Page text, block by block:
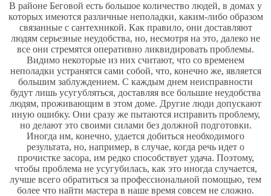
В районе Беговой есть большое количество людей, в домах у
которых имеются различные неполадки, каким-либо образом
связанные с сантехникой. Как правило, они доставляют
людям серьезные неудобства, но, несмотря на это, далеко не
все они стремятся оперативно ликвидировать проблемы.
Видимо некоторые из них считают, что со временем
неполадки устранятся сами собой, что, конечно же, является
большим заблуждением. С каждым днем неисправности
будут лишь усугубляться, доставляя все большие неудобства
людям, проживающим в этом доме. Другие люди допускают
иную ошибку. Они сразу же пытаются исправить проблему,
но делают это своими силами без должной подготовки.
Иногда им, конечно, удается добиться необходимого
результата, но, например, в случае, когда речь идет о
прочистке засора, им редко способствует удача. Поэтому,
чтобы проблема не усугубилась, как это иногда случается,
лучше всего обратиться за профессиональной помощью, тем
более что найти мастера в наше время совсем не сложно.